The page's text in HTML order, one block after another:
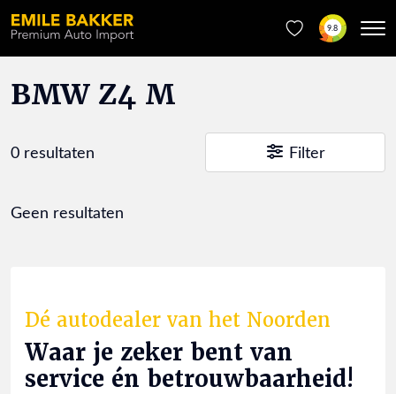
9.8
BMW Z4 M
0 resultaten Filter
Geen resultaten
Dé autodealer van het Noorden
Waar je zeker bent van
service én betrouwbaarheid!